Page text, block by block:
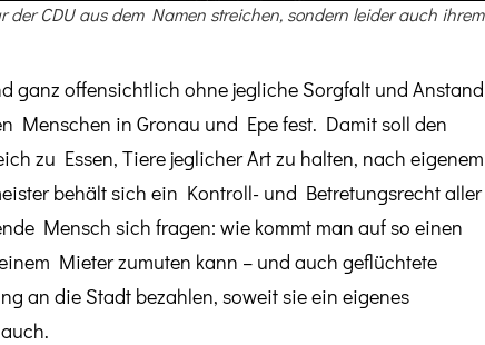
CDU aus dem Namen streichen, sondern leider auch ihrem
ganz offensichtlich ohne jegliche Sorgfalt und Anstand
Menschen in Gronau und Epe fest. Damit soll den
zu Essen, Tiere jeglicher Art zu halten, nach eigenem
behält sich ein Kontroll- und Betretungsrecht aller
Mensch sich fragen: wie kommt man auf so einen
Mieter zumuten kann – und auch geflüchtete
an die Stadt bezahlen, soweit sie ein eigenes